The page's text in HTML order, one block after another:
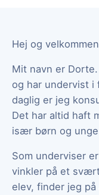
Hej og
Mit navn er
og har undervist i
daglig er jeg
Det har altid haft
især børn og
Som underviser
vinkler på et
elev, finder jeg